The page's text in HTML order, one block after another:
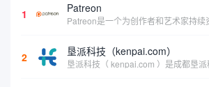
1 Patreon
2 垦派科技（kenpai.com）